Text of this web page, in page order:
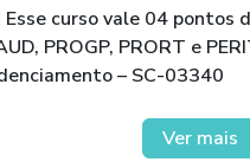
curso vale 04 pontos
PROGP, PRORT e
– SC-03340
Ver mais